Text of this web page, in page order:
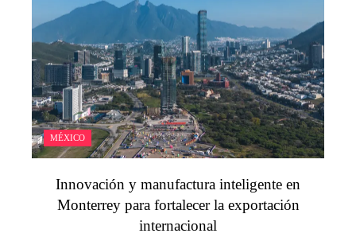
MÉXICO
Innovación y manufactura inteligente en
Monterrey para fortalecer la exportación
internacional